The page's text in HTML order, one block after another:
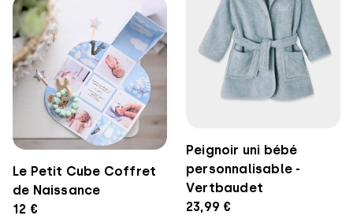
Peignoir uni bébé
personnalisable -
Vertbaudet
23,99 €
Le Petit Cube Coffret
de Naissance
12 €